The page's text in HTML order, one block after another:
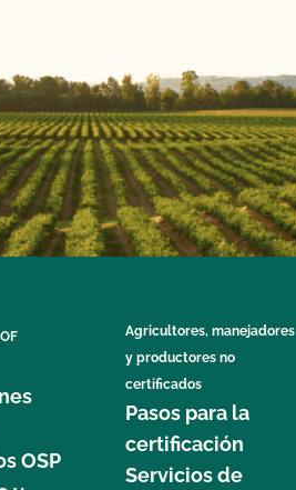
OSP
Agricultores, manejadores
y productores no
certificados
Pasos para la
certificación
Servicios de